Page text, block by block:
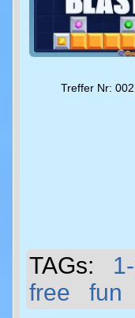
Treffer Nr:
TAGs:
free
fun